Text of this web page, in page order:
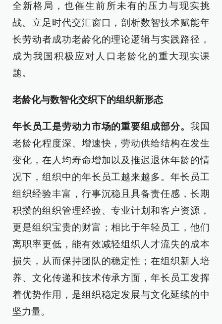
全新格局，也催生前所未有的压力与现实挑
战。立足时代交汇窗口，剖析数智技术赋能年
长劳动者成功老龄化的理论逻辑与实践路径，
成为我国积极应对人口老龄化的重大现实课
题。
老龄化与数智化交织下的组织新形态
年长员工是劳动力市场的重要组成部分。我国
老龄化程度深、增速快，劳动供给结构在发生
变化，在人均寿命增加以及推迟退休年龄的情
况下，组织中的年长员工越来越多。年长员工
组织经验丰富，行事沉稳且具备责任感，长期
积攒的组织管理经验、专业计划和客户资源，
更是组织宝贵的财富；相比于年轻员工，他们
离职率更低，能有效减轻组织人才流失的成本
损失，从而保持团队的稳定性；在组织新人培
养、文化传递和技术传承方面，年长员工发挥
着优势作用，是组织稳定发展与文化延续的中
坚力量。